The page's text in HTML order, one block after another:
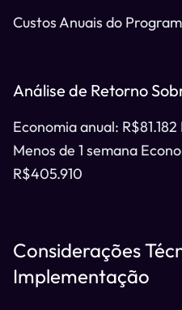
Custos Anuais do
Análise de Retorno
Economia anual:
Menos de 1 semana
R$405.910
Considerações
Implementação